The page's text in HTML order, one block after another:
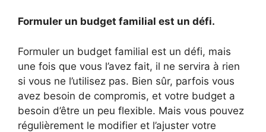
Formuler un budget familial est un défi.
Formuler un budget familial est un défi, mais
une fois que vous l’avez fait, il ne servira à rien
si vous ne l’utilisez pas. Bien sûr, parfois vous
avez besoin de compromis, et votre budget a
besoin d’être un peu flexible. Mais vous pouvez
régulièrement le modifier et l’ajuster votre